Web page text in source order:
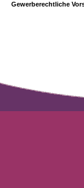
Gewerberechtliche